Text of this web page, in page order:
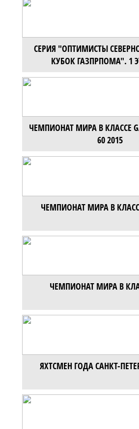
СЕРИЯ "ОПТИМИСТЫ
КУБОК ГАЗПРПОМА". 1
ЧЕМПИОНАТ МИРА В КЛАССЕ
60 2015
ЧЕМПИОНАТ МИРА В
ЧЕМПИОНАТ МИРА В
ЯХТСМЕН ГОДА САНКТ-